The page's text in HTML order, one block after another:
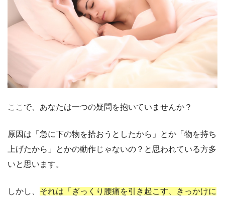
ここで、あなたは一つの疑問を抱いていませんか？
原因は「急に下の物を拾おうとしたから」とか「物を持ち
上げたから」とかの動作じゃないの？と思われている方多
いと思います。
しかし、 それは「ぎっくり腰痛を引き起こす、きっかけに